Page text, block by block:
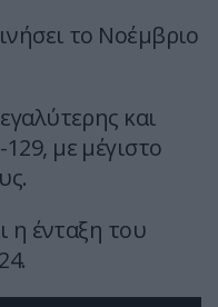
το Νοέμβριο
και
με μέγιστο
η ένταξη του